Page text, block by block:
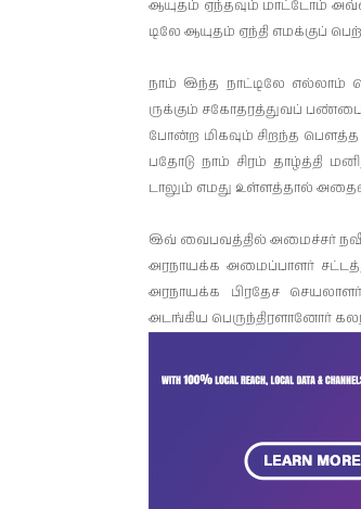
ஆயுதம் ஏந்­தவும் மாட்டோம்
டிலே ஆயுதம் ஏந்தி எமக்குப்
நாம் இந்த நாட்­டிலே எல்லாம்
ருக்கும் சகோ­த­ரத்­துவப் பண்பை
போன்ற மிகவும் சிறந்த பௌத்த
ப­தோடு நாம் சிரம் தாழ்த்தி
டாலும் எமது உள்ளத்தால்
இவ் வைபவத்தில் அமைச்சர் நவீன்
அரநாயக்க அமைப்பாளர்
அரநாயக்க பிரதேச
அடங்கிய பெருந்திரளானோர்